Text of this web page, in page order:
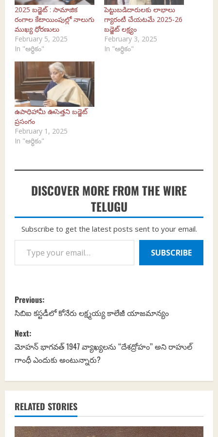
2025 బడ్జెట్‌ : సామాజిక
రంగాల కేటాయింపుల్లో నాలుగు
ముఖ్య ధోరణులు
February 5, 2025
In "ఆర్థికం"
పెట్టుబడిదారులకు లాభాలు
గ్యారంటీ చేయటమే 2025-26
బడ్జెట్‌ లక్ష్యం
February 3, 2025
In "ఆర్థికం"
ఉపాధిహామీ ఊసెత్తని బడ్జెట్‌
ప్రసంగం
February 1, 2025
In "ఆర్థికం"
DISCOVER MORE FROM THE WIRE
TELUGU
Subscribe to get the latest posts sent to your email.
Type your email…
SUBSCRIBE
P
o
s
t
n
a
v
Previous:
సిబిఐ కస్టడీలో కోనేరు లక్ష్మయ్య కాలేజీ యాజమాన్యం
Next:
మోహన్‌ భాగవత్‌ 1947 వ్యాఖ్యలను ‘‘దేశద్రోహం’’ అని రాహుల్‌
గాంధీ ఎందుకు అంటున్నారు?
RELATED STORIES